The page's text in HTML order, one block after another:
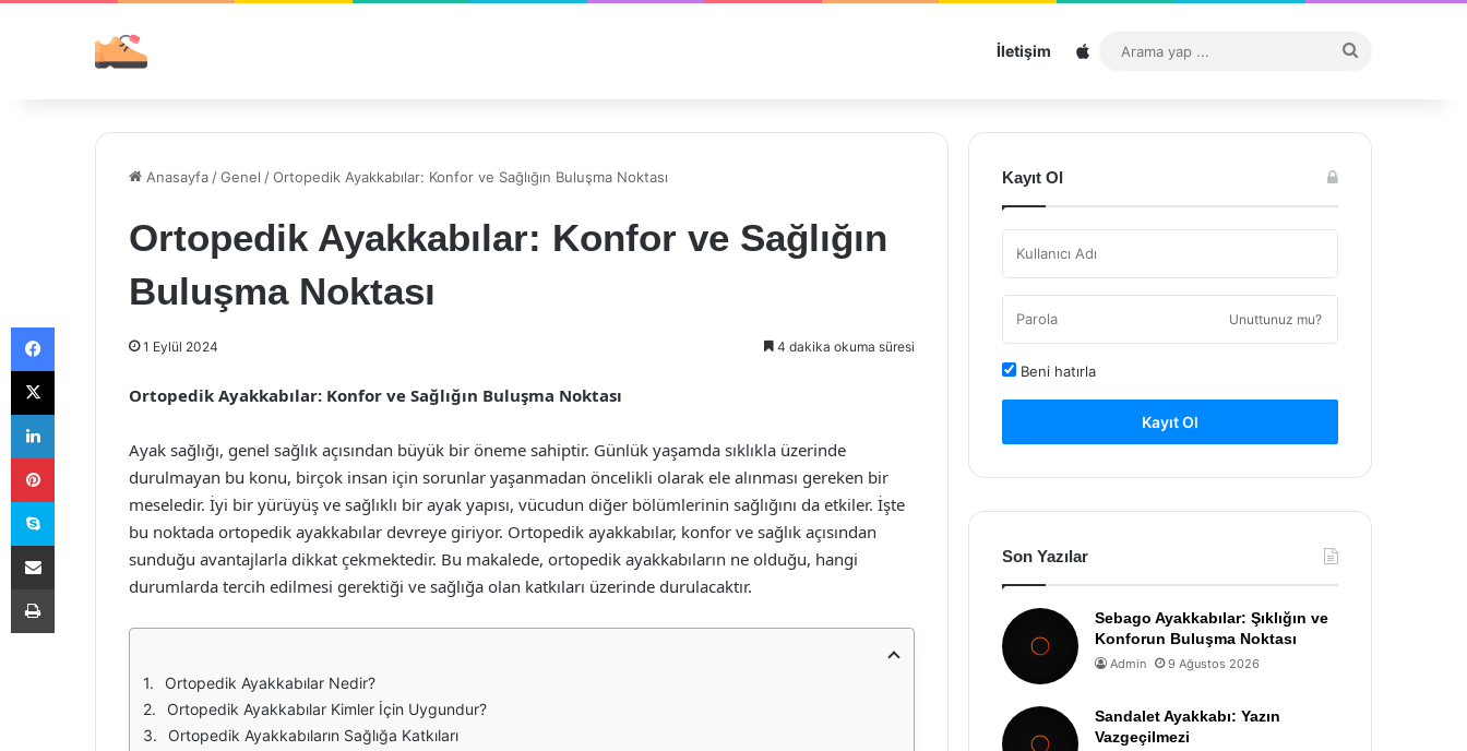
İletişim Sitemap
...
Anasayfa /Genel /Ortopedik Ayakkabılar: Konfor ve Sağlığın Buluşma Noktası
Ortopedik Ayakkabılar: Konfor ve Sağlığın
Buluşma Noktası
1 Eylül 2024 4 dakika okuma süresi
Ortopedik Ayakkabılar: Konfor ve Sağlığın Buluşma Noktası
Ayak sağlığı, genel sağlık açısından büyük bir öneme sahiptir. Günlük yaşamda sıklıkla üzerinde
durulmayan bu konu, birçok insan için sorunlar yaşanmadan öncelikli olarak ele alınması gereken bir
meseledir. İyi bir yürüyüş ve sağlıklı bir ayak yapısı, vücudun diğer bölümlerinin sağlığını da etkiler. İşte
bu noktada ortopedik ayakkabılar devreye giriyor. Ortopedik ayakkabılar, konfor ve sağlık açısından
sunduğu avantajlarla dikkat çekmektedir. Bu makalede, ortopedik ayakkabıların ne olduğu, hangi
durumlarda tercih edilmesi gerektiği ve sağlığa olan katkıları üzerinde durulacaktır.
Ortopedik Ayakkabılar Nedir?
Ortopedik Ayakkabılar Kimler İçin Uygundur?
Ortopedik Ayakkabıların Sağlığa Katkıları
Kayıt Ol
Unuttunuz mu?
Beni hatırla
Kayıt Ol
Son Yazılar
Sebago Ayakkabılar: Şıklığın ve
Konforun Buluşma Noktası
Admin 9 Ağustos 2026
Sandalet Ayakkabı: Yazın
Vazgeçilmezi
Facebook
X
LinkedIn
Pinterest
Skype
E-Posta ile paylaş